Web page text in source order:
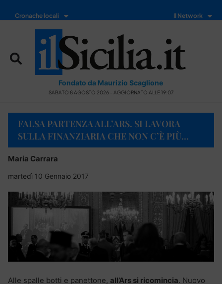
Cronache locali Il Network
Fondato da Maurizio Scaglione
SABATO 8 AGOSTO 2026 - AGGIORNATO ALLE 19:07
FALSA PARTENZA ALL’ARS. SI LAVORA
SULLA FINANZIARIA CHE NON C’È PIÙ…
Maria Carrara
martedì 10 Gennaio 2017
Alle spalle botti e panettone, all’Ars si ricomincia. Nuovo